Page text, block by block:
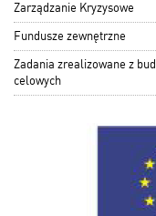
Zarządzanie Kryzysowe
Fundusze zewnętrzne
Zadania zrealizowane z
celowych